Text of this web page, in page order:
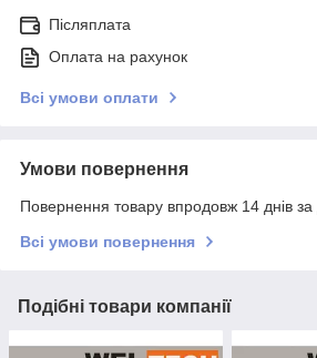
Післяплата
Оплата на рахунок
Всі умови оплати
Умови повернення
Повернення товару впродовж 14 днів
Всі умови повернення
Подібні товари компанії